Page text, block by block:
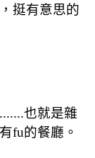
挺有意思的
也就是雜
fu的餐廳。